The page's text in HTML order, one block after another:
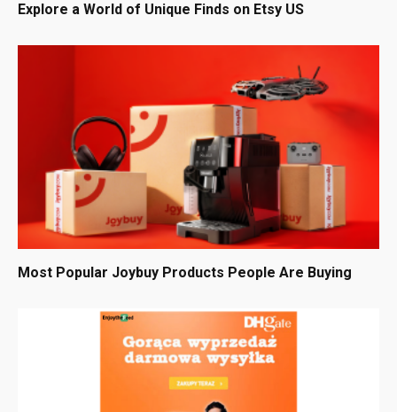
Explore a World of Unique Finds on Etsy US
Most Popular Joybuy Products People Are Buying